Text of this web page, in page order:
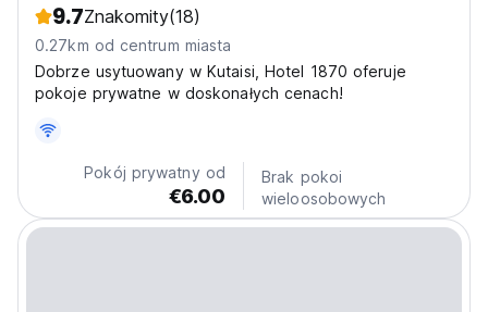
9.7Znakomity(18)
0.27km od centrum miasta
Dobrze usytuowany w Kutaisi, Hotel 1870 oferuje
pokoje prywatne w doskonałych cenach!
Pokój prywatny od
€6.00
Brak pokoi
wieloosobowych